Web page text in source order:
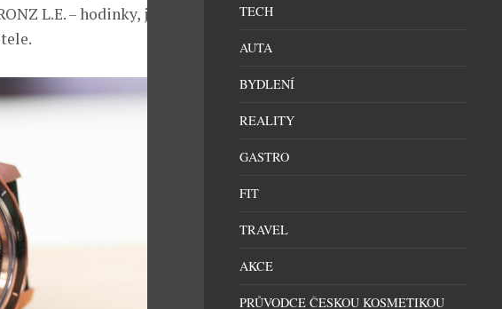
L.E. – hodinky, jejichž
TECH
AUTA
BYDLENÍ
REALITY
GASTRO
FIT
TRAVEL
AKCE
PRŮVODCE ČESKOU KOSMETIKOU